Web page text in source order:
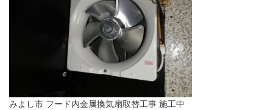
みよし市 フード内金属換気扇取替工事 施工中